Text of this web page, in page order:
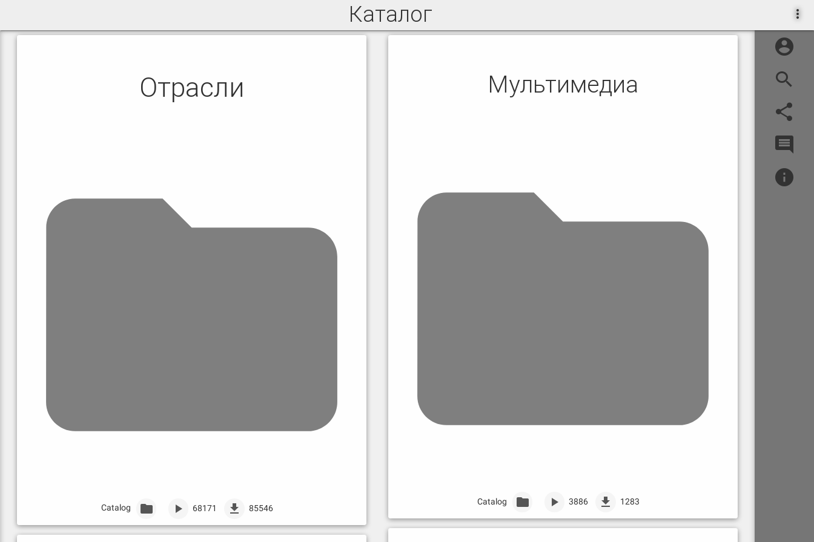
Каталог
Отрасли
Catalog 68171 85546
Мультимедиа
Catalog 3886 1283